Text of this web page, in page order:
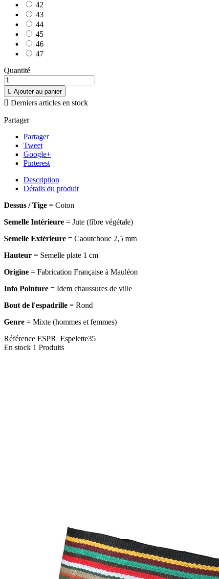
42
43
44
45
46
47
Quantité
 Ajouter au panier
 Derniers articles en stock
Partager
Partager
Tweet
Google+
Pinterest
Description
Détails du produit
Dessus / Tige = Coton
Semelle Intérieure = Jute (fibre végétale)
Semelle Extérieure = Caoutchouc 2,5 mm
Hauteur = Semelle plate 1 cm
Origine = Fabrication Française à Mauléon
Info Pointure = Idem chaussures de ville
Bout de l'espadrille = Rond
Genre = Mixte (hommes et femmes)
Référence ESPR_Espelette35
En stock 1 Produits